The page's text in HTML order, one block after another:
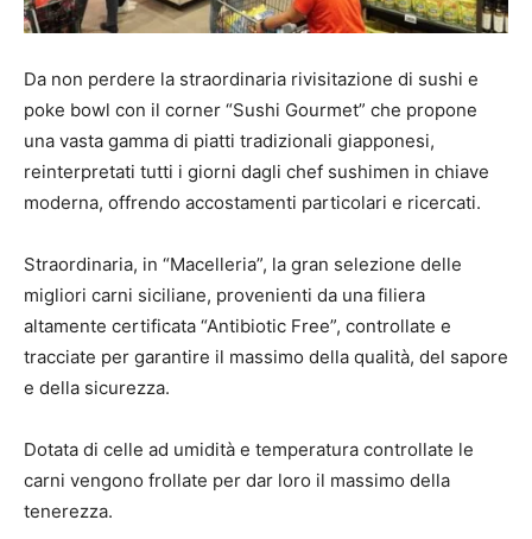
Da non perdere la straordinaria rivisitazione di sushi e
poke bowl con il corner “Sushi Gourmet” che propone
una vasta gamma di piatti tradizionali giapponesi,
reinterpretati tutti i giorni dagli chef sushimen in chiave
moderna, offrendo accostamenti particolari e ricercati.
Straordinaria, in “Macelleria”, la gran selezione delle
migliori carni siciliane, provenienti da una filiera
altamente certificata “Antibiotic Free”, controllate e
tracciate per garantire il massimo della qualità, del sapore
e della sicurezza.
Dotata di celle ad umidità e temperatura controllate le
carni vengono frollate per dar loro il massimo della
tenerezza.